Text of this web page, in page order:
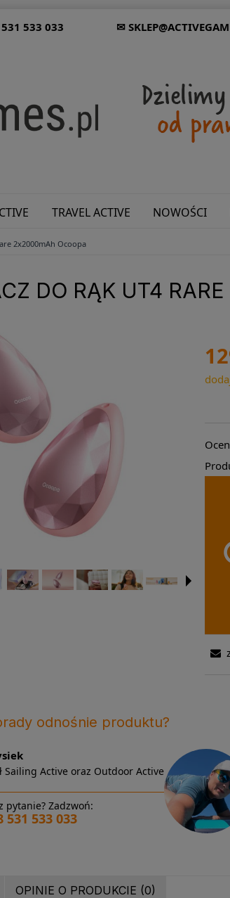
533 033 ✉
TRAVEL ACTIVE NOWOŚCI
SHOWROOM: ODWIEDŹ NAS NA ŚLĄSKU!
2x2000mAh Ocoopa
DO RĄK UT4
odnośnie produktu?
Sailing Active oraz Outdoor Active
pytanie? Zadzwoń:
531 533 033
OPINIE O PRODUKCIE (0)